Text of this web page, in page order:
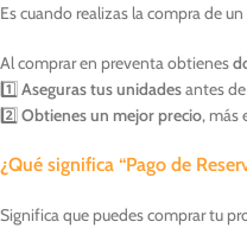
Es cuando realizas la compra de
Al comprar en preventa obtienes
1️⃣ Aseguras tus unidadesantes
2️⃣ Obtienes un mejor precio, más
¿Qué significa “Pago de
Significa que puedes comprar tu